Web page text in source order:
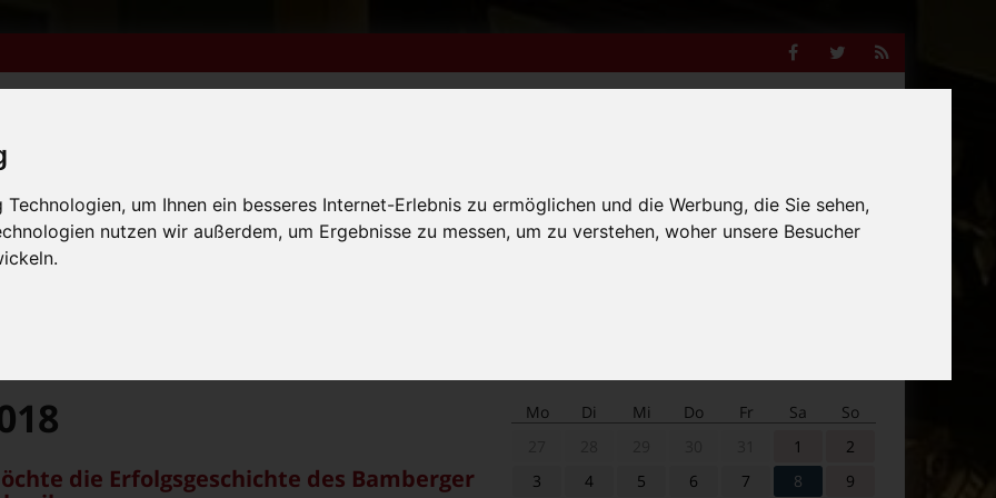
um Ihnen ein besseres Internet-Erlebnis zu ermöglichen und die Werbung, die Sie sehen,
nutzen wir außerdem, um Ergebnisse zu messen, um zu verstehen, woher unsere Besucher
Facebook
Twitter
Feed
Kleinanzeigen FN-Ausgaben online lesen
Suche
6. bis 9. August +++
31.7. bis 9.8. +++
die Erfolgsgeschichte des Bamberger
Mo Di Mi Do Fr Sa
So
1
2
3
4 5 6 7 8
9